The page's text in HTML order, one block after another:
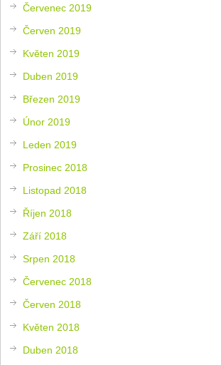
Červenec 2019
Červen 2019
Květen 2019
Duben 2019
Březen 2019
Únor 2019
Leden 2019
Prosinec 2018
Listopad 2018
Říjen 2018
Září 2018
Srpen 2018
Červenec 2018
Červen 2018
Květen 2018
Duben 2018